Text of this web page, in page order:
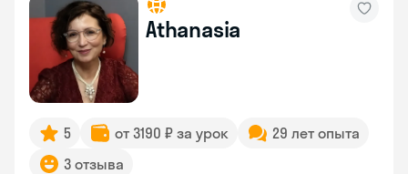
Athanasia
5 от 3190 ₽ за урок
29 лет опыта
3 отзыва